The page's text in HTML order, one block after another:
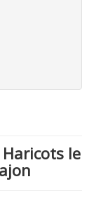
le